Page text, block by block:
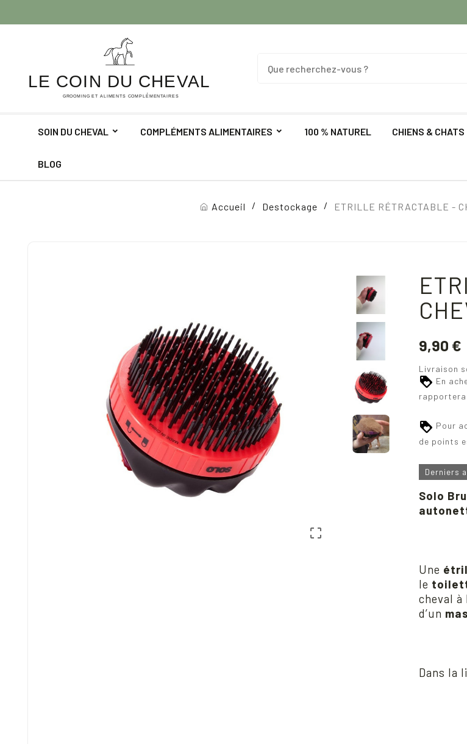
SOIN DU CHEVAL COMPLÉMENTS ALIMENTAIRES 100 % NATUREL CHIENS & CHATS
BLOG
Accueil Destockage ETRILLE RÉTRACTABLE -

9,90 €
Livraison
En
rapportera
Pour
de points
Derniers
Solo
Une
le
cheval
d’un
Dans la